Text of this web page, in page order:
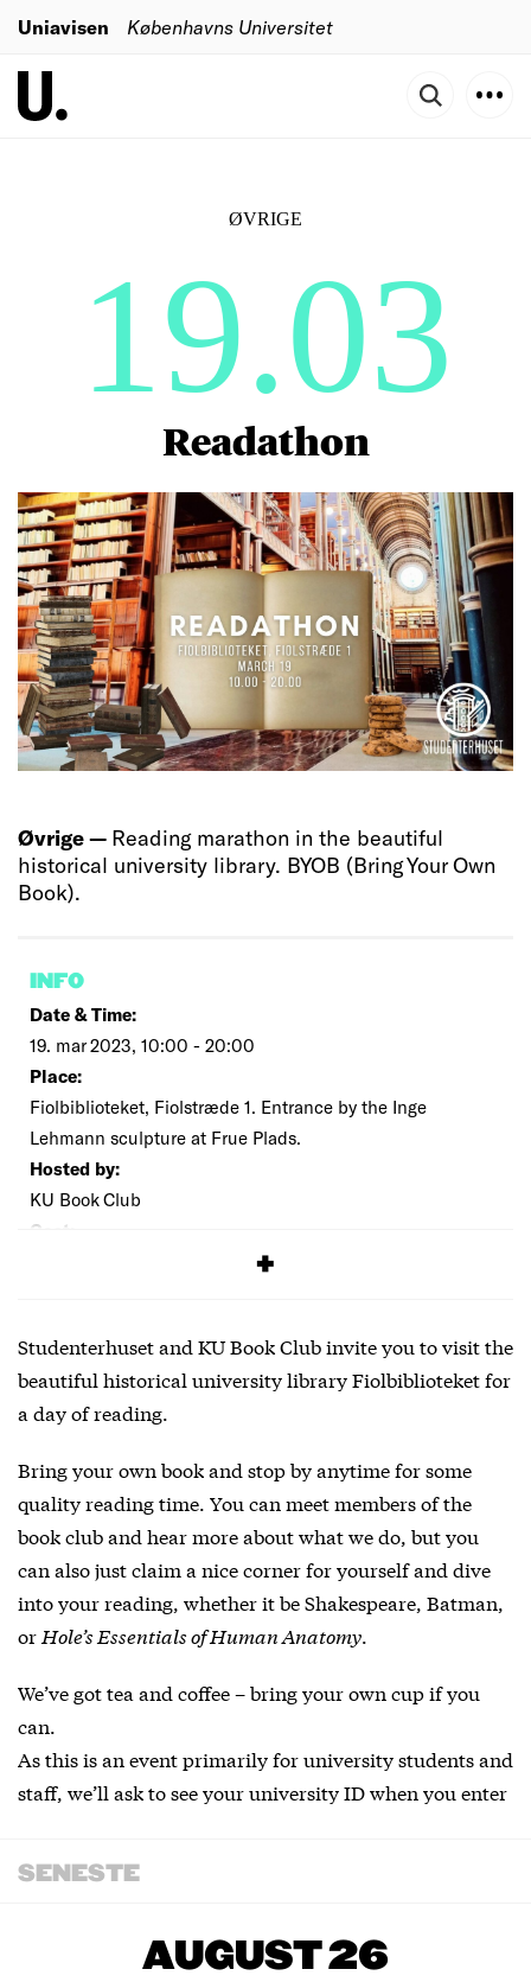
Uniavisen Københavns Universitet
ØVRIGE
19.03
Readathon
Øvrige — Reading marathon in the beautiful
historical university library. BYOB (Bring Your Own
Book).
INFO
Date & Time:
19. mar 2023, 10:00 - 20:00
Place:
Fiolbiblioteket, Fiolstræde 1. Entrance by the Inge
Lehmann sculpture at Frue Plads.
Hosted by:
KU Book Club
Cost:
Studenterhuset and KU Book Club invite you to visit the
beautiful historical university library Fiolbiblioteket for
a day of reading.
Bring your own book and stop by anytime for some
quality reading time. You can meet members of the
book club and hear more about what we do, but you
can also just claim a nice corner for yourself and dive
into your reading, whether it be Shakespeare, Batman,
or Hole’s Essentials of Human Anatomy.
We’ve got tea and coffee – bring your own cup if you
can.
As this is an event primarily for university students and
staff, we’ll ask to see your university ID when you enter
SENESTE
AUGUST 26